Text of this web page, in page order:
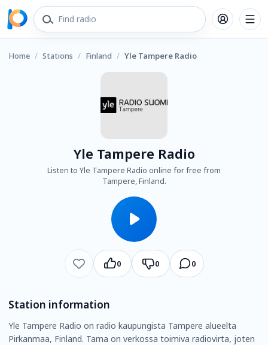
Home / Stations / Finland / Yle Tampere Radio
Yle Tampere Radio
Listen to Yle Tampere Radio online for free from
Tampere, Finland.
0 0 0
Station information
Yle Tampere Radio on radio kaupungista Tampere alueelta
Pirkanmaa, Finland. Tama on verkossa toimiva radiovirta, joten